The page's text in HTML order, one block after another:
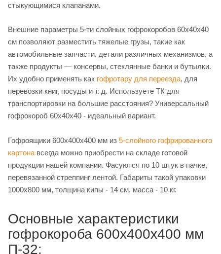
стыкующимися клапанами.
Внешние параметры 5-ти слойных гофрокоробов 60х40х40
см позволяют разместить тяжелые грузы, такие как
автомобильные запчасти, детали различных механизмов, а
также продукты — консервы, стеклянные банки и бутылки.
Их удобно применять как гофротару для переезда, для
перевозки книг, посуды и т. д. Используете ТК для
транспортировки на большие расстояния? Универсальный
гофрокороб 60х40х40 - идеальный вариант.
Гофроящики 600х400х400 мм из 5-слойного гофрированного
картонавсегда можно приобрести на складе готовой
продукции нашей компании. Фасуются по 10 штук в пачке,
перевязанной стреппинг лентой. Габариты такой упаковки
1000х800 мм, толщина кипы - 14 см, масса - 10 кг.
Основные характеристики
гофрокороба 600х400х400 мм
П-32: